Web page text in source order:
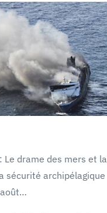
drame des mers et la
sécurité archipélagique